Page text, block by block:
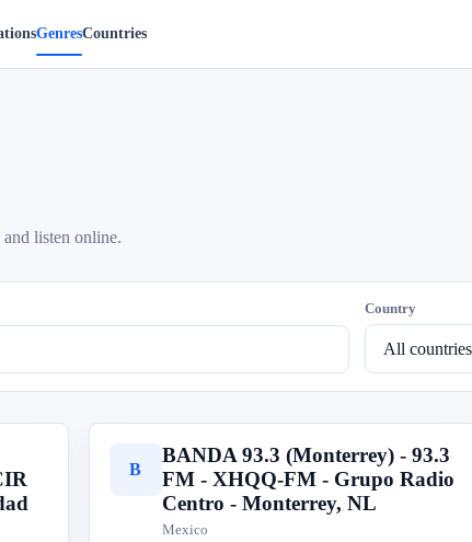
GenresCountries
listen online.
Country
B
BANDA 93.3 (Monterrey) - 93.3
FM - XHQQ-FM - Grupo Radio
Centro - Monterrey, NL
Mexico